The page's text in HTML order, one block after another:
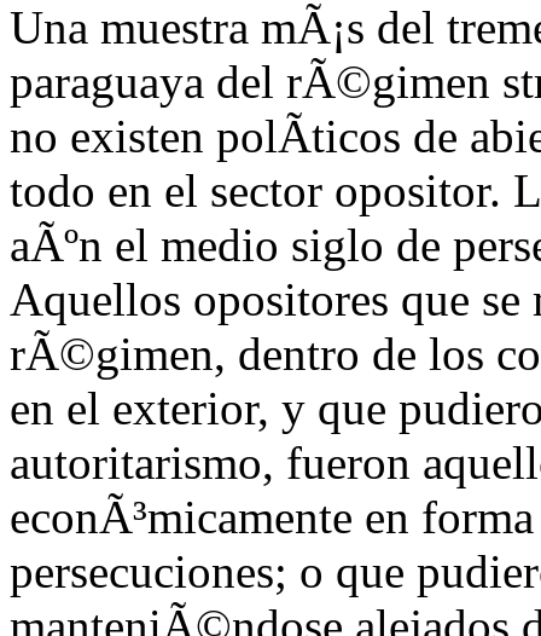
Una muestra mÃ¡s del
paraguaya del rÃ©gimen
no existen polÃ­ticos de
todo en el sector opositor.
aÃºn el medio siglo de
Aquellos opositores que
rÃ©gimen, dentro de los
en el exterior, y que
autoritarismo, fueron
econÃ³micamente en
persecuciones; o que